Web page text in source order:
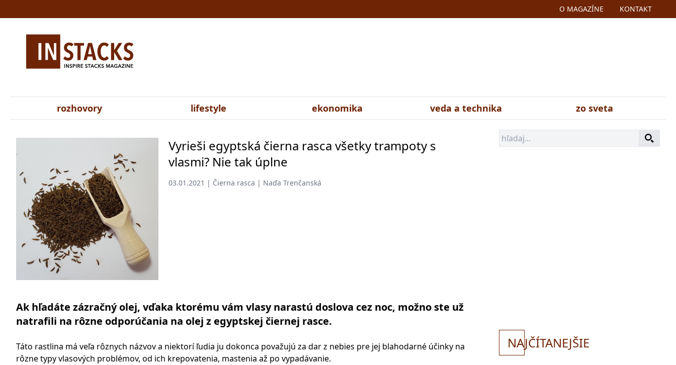
O MAGAZÍNE KONTAKT
rozhovory lifestyle ekonomika veda a technika zo sveta
Vyrieši egyptská čierna rasca všetky trampoty s
vlasmi? Nie tak úplne
03.01.2021 | Čierna rasca | Naďa Trenčanská
Ak hľadáte zázračný olej, vďaka ktorému vám vlasy narastú doslova cez noc, možno ste už
natrafili na rôzne odporúčania na olej z egyptskej čiernej rasce.
Táto rastlina má veľa rôznych názvov a niektorí ľudia ju dokonca považujú za dar z nebies pre jej blahodarné účinky na
rôzne typy vlasových problémov, od ich krepovatenia, mastenia až po vypadávanie.
NAJČÍTANEJŠIE